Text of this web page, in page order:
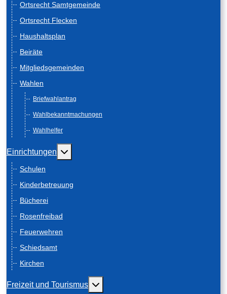
Ortsrecht Samtgemeinde
Ortsrecht Flecken
Haushaltsplan
Beiräte
Mitgliedsgemeinden
Wahlen
Briefwahlantrag
Wahlbekanntmachungen
Wahlhelfer
Einrichtungen Weitere Informationen: Einrichtungen
Schulen
Kinderbetreuung
Bücherei
Rosenfreibad
Feuerwehren
Schiedsamt
Kirchen
Freizeit und Tourismus Weitere Informationen: Freizeit und